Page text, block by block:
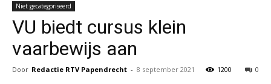
Niet gecategoriseerd
VU biedt cursus klein
vaarbewijs aan
Door Redactie RTV Papendrecht - 8 september 2021 0
1200